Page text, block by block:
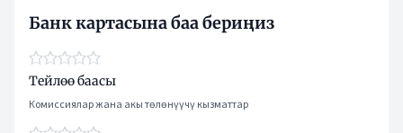
Банк картасына баа бериңиз
Тейлөө баасы
Комиссиялар жана акы төлөнүүчү кызматтар